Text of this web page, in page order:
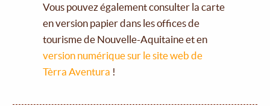
Vous pouvez également consulter la carte
en version papier dans les offices de
tourisme de Nouvelle-Aquitaine et en
version numérique sur le site web de
Tèrra Aventura !